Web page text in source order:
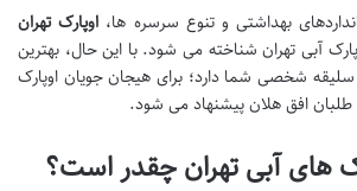
بهداشتی و تنوع سرسره ها، اوپارک تهران
آبی تهران شناخته می شود. با این حال، بهترین
سلیقه شخصی شما دارد؛ برای هیجان جویان اوپارک
طلبان افق هلان پیشنهاد می شود.
های آبی تهران چقدر است؟